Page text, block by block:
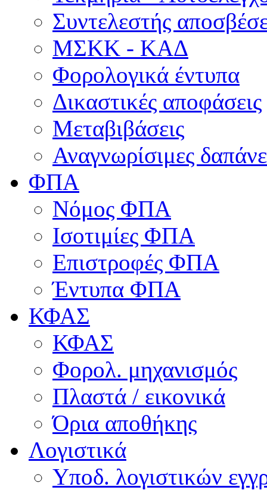
Συντελεστής
ΜΣKΚ - ΚΑΔ
Φορολογικά έντυπα
Δικαστικές αποφάσεις
Μεταβιβάσεις
Αναγνωρίσιμες
ΦΠΑ
Νόμος ΦΠΑ
Ισοτιμίες ΦΠΑ
Επιστροφές ΦΠΑ
Έντυπα ΦΠΑ
ΚΦΑΣ
ΚΦΑΣ
Φορολ. μηχανισμός
Πλαστά / εικονικά
Όρια αποθήκης
Λογιστικά
Υποδ. λογιστικών